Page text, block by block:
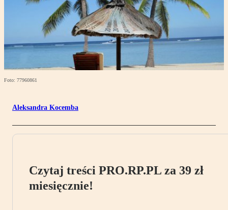
Foto: 77960861
Aleksandra Kocemba
Czytaj treści PRO.RP.PL za 39 zł
miesięcznie!